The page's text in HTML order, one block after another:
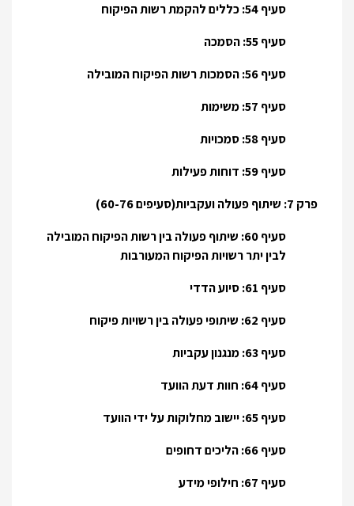
סעיף 54: כללים להקמת רשות הפיקוח
סעיף 55: הסמכה
סעיף 56: הסמכות רשות הפיקוח המובילה
סעיף 57: משימות
סעיף 58: סמכויות
סעיף 59: דוחות פעילות
פרק 7: שיתוף פעולה ועקביות(סעיפים 60-76)
סעיף 60: שיתוף פעולה בין רשות הפיקוח המובילה
לבין יתר רשויות הפיקוח המעורבות
סעיף 61: סיוע הדדי
סעיף 62: שיתופי פעולה בין רשויות פיקוח
סעיף 63: מנגנון עקביות
סעיף 64: חוות דעת הוועד
סעיף 65: יישוב מחלוקות על ידי הוועד
סעיף 66: הליכים דחופים
סעיף 67: חילופי מידע